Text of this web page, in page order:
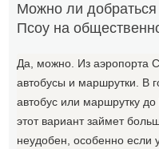
Можно ли
Псоу на
Да, можно. Из аэропорта
автобусы и маршрутки. В
автобус или маршрутку
этот вариант займет
неудобен, особенно если